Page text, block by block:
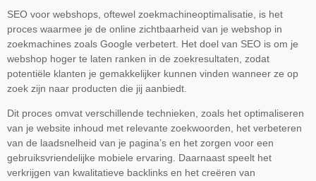
SEO voor webshops, oftewel zoekmachineoptimalisatie, is het
proces waarmee je de online zichtbaarheid van je webshop in
zoekmachines zoals Google verbetert. Het doel van SEO is om je
webshop hoger te laten ranken in de zoekresultaten, zodat
potentiële klanten je gemakkelijker kunnen vinden wanneer ze op
zoek zijn naar producten die jij aanbiedt.
Dit proces omvat verschillende technieken, zoals het optimaliseren
van je website inhoud met relevante zoekwoorden, het verbeteren
van de laadsnelheid van je pagina’s en het zorgen voor een
gebruiksvriendelijke mobiele ervaring. Daarnaast speelt het
verkrijgen van kwalitatieve backlinks en het creëren van